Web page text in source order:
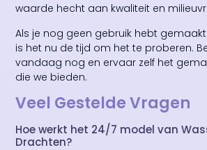
waarde hecht aan kwaliteit en
Als je nog geen gebruik hebt
is het nu de tijd om het te proberen.
vandaag nog en ervaar zelf het
die we bieden.
Veel Gestelde Vragen
Hoe werkt het 24/7 model van
Drachten?